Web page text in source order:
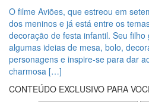
O filme Aviões, que estreou em
dos meninos e já está entre os
decoração de festa infantil. Seu
algumas ideias de mesa, bolo,
personagens e inspire-se para dar
charmosa […]
CONTEÚDO EXCLUSIVO PARA